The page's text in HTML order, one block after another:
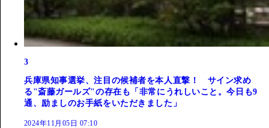
3
兵庫県知事選挙、注目の候補者を本人直撃！ サイン求め
る"斎藤ガールズ"の存在も「非常にうれしいこと。今日も9
通、励ましのお手紙をいただきました」
2024年11月05日 07:10